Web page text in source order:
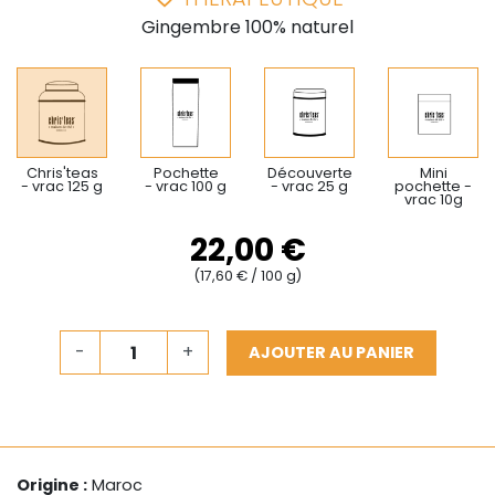
Gingembre 100% naturel
Chris'teas
- vrac 125 g
Pochette
- vrac 100 g
Découverte
- vrac 25 g
Mini
pochette -
vrac 10g
22,00 €
(17,60 € / 100 g)
- + AJOUTER AU PANIER
Origine : Maroc